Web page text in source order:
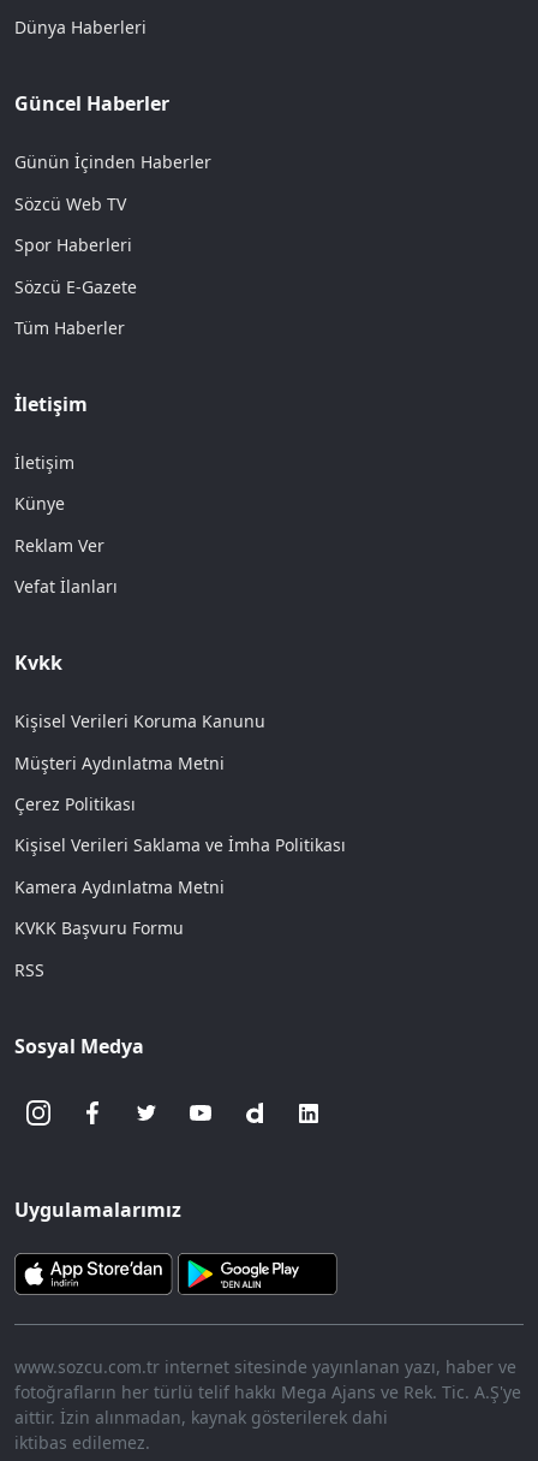
Dünya Haberleri
Güncel Haberler
Günün İçinden Haberler
Sözcü Web TV
Spor Haberleri
Sözcü E-Gazete
Tüm Haberler
İletişim
İletişim
Künye
Reklam Ver
Vefat İlanları
Kvkk
Kişisel Verileri Koruma Kanunu
Müşteri Aydınlatma Metni
Çerez Politikası
Kişisel Verileri Saklama ve İmha Politikası
Kamera Aydınlatma Metni
KVKK Başvuru Formu
RSS
Sosyal Medya
Uygulamalarımız
www.sozcu.com.tr internet sitesinde yayınlanan yazı, haber ve
fotoğrafların her türlü telif hakkı Mega Ajans ve Rek. Tic. A.Ş'ye
aittir. İzin alınmadan, kaynak gösterilerek dahi
iktibas edilemez.